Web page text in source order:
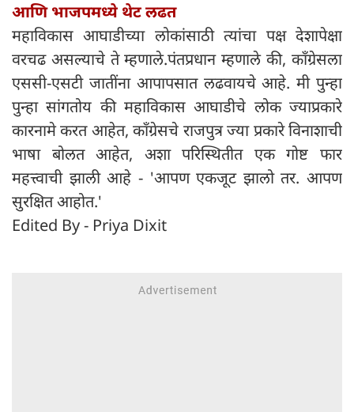
आणि भाजपमध्ये थेट लढत
महाविकास आघाडीच्या लोकांसाठी त्यांचा पक्ष देशापेक्षा
वरचढ असल्याचे ते म्हणाले.पंतप्रधान म्हणाले की, काँग्रेसला
एससी-एसटी जातींना आपापसात लढवायचे आहे. मी पुन्हा
पुन्हा सांगतोय की महाविकास आघाडीचे लोक ज्याप्रकारे
कारनामे करत आहेत, काँग्रेसचे राजपुत्र ज्या प्रकारे विनाशाची
भाषा बोलत आहेत, अशा परिस्थितीत एक गोष्ट फार
महत्त्वाची झाली आहे - 'आपण एकजूट झालो तर. आपण
सुरक्षित आहोत.'
Edited By - Priya Dixit